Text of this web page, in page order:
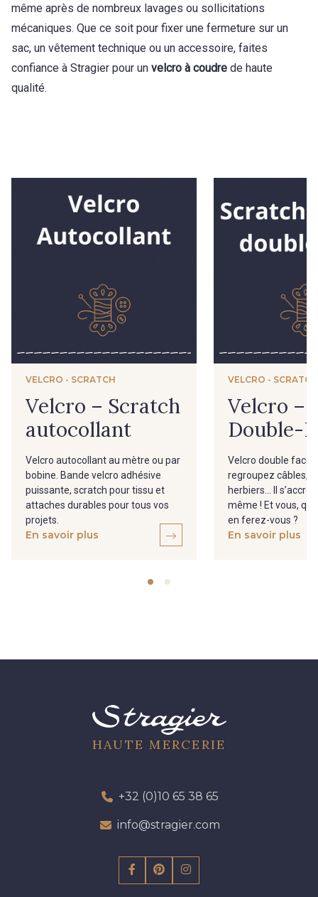
même après de nombreux lavages ou sollicitations
mécaniques. Que ce soit pour fixer une fermeture sur un
sac, un vêtement technique ou un accessoire, faites
confiance à Stragier pour un velcro à coudre de haute
qualité.
VELCRO - SCRATCH
Velcro – Scratch
autocollant
Velcro autocollant au mètre ou par
bobine. Bande velcro adhésive
puissante, scratch pour tissu et
attaches durables pour tous vos
projets.
En savoir plus
VELCRO - SCRATCH
Velcro –
Double-
Velcro double face
regroupez câbles,
herbiers... Il
même ! Et vous,
en ferez-vous ?
En savoir plus
HAUTE MERCERIE
+32 (0)10 65 38 65
info@stragier.com